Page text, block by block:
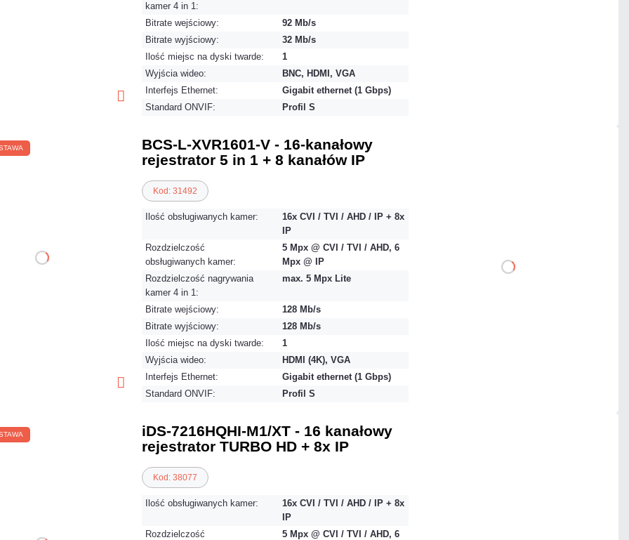
kamer 4 in 1:
Bitrate wejściowy:
92 Mb/s
Bitrate wyjściowy:
32 Mb/s
Ilość miejsc na dyski twarde:
1
Wyjścia wideo:
BNC, HDMI, VGA
Interfejs Ethernet:
Gigabit ethernet (1 Gbps)
Standard ONVIF:
Profil S
BCS-L-XVR1601-V - 16-kanałowy
rejestrator 5 in 1 + 8 kanałów IP
Kod: 31492
Ilość obsługiwanych kamer:
16x CVI / TVI / AHD / IP + 8x
IP
Rozdzielczość
obsługiwanych kamer:
5 Mpx @ CVI / TVI / AHD, 6
Mpx @ IP
Rozdzielczość nagrywania
kamer 4 in 1:
max. 5 Mpx Lite
Bitrate wejściowy:
128 Mb/s
Bitrate wyjściowy:
128 Mb/s
Ilość miejsc na dyski twarde:
1
Wyjścia wideo:
HDMI (4K), VGA
Interfejs Ethernet:
Gigabit ethernet (1 Gbps)
Standard ONVIF:
Profil S
DO KOSZYKA
iDS-7216HQHI-M1/XT - 16 kanałowy
rejestrator TURBO HD + 8x IP
Kod: 38077
Ilość obsługiwanych kamer:
16x CVI / TVI / AHD / IP + 8x
IP
Rozdzielczość
5 Mpx @ CVI / TVI / AHD, 6